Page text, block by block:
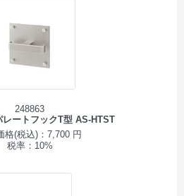
248863
レートフックT型 AS-HTST
格(税込)：7,700 円
税率：10%